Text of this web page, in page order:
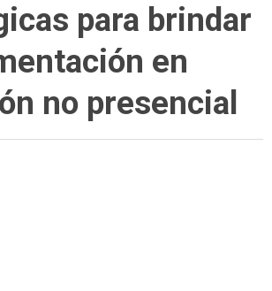
para brindar
en
no presencial